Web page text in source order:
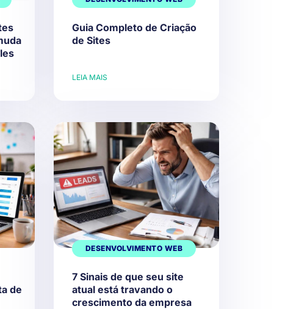
Guia Completo de Criação
de Sites
LEIA MAIS
de
DESENVOLVIMENTO WEB
7 Sinais de que seu site
atual está travando o
crescimento da empresa